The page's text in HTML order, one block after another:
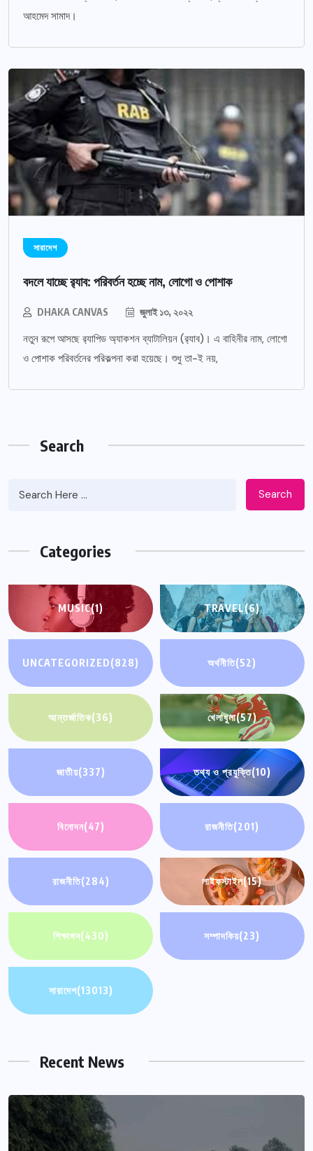
আহমেদ সামাদ।
সারাদেশ
বদলে যাচ্ছে র‌্যাব: পরিবর্তন হচ্ছে নাম, লোগো ও পোশাক
DHAKA CANVAS জুলাই ১৩, ২০২২
নতুন রূপে আসছে র‌্যাপিড অ্যাকশন ব্যাটালিয়ন (র‌্যাব)। এ বাহিনীর নাম, লোগো
ও পোশাক পরিবর্তনের পরিকল্পনা করা হয়েছে। শুধু তা-ই নয়,
Search
Search
Categories
MUSIC(1) TRAVEL(6)
UNCATEGORIZED(828) অর্থনীতি(52)
আন্তর্জাতিক(36) খেলাধুলা(57)
জাতীয়(337) তথ্য ও প্রযুক্তি(10)
বিনোদন(47) রাজনীতি(201)
রাজনীতি(284) লাইফস্টাইল(15)
শিক্ষাঙ্গন(430) সম্পাদকিয়(23)
সারাদেশ(13013)
Recent News